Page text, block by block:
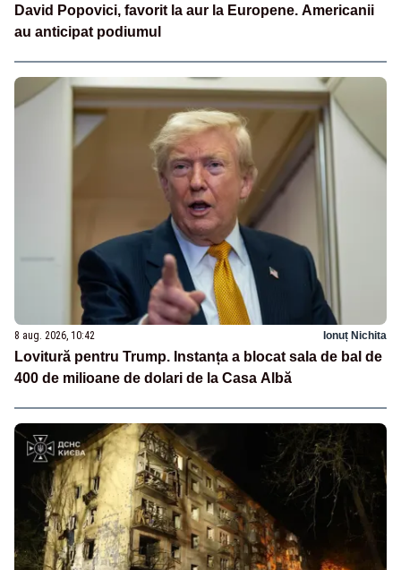
David Popovici, favorit la aur la Europene. Americanii
au anticipat podiumul
8 aug. 2026, 10:42 Ionuț Nichita
Lovitură pentru Trump. Instanța a blocat sala de bal de
400 de milioane de dolari de la Casa Albă